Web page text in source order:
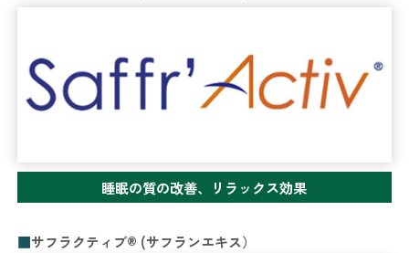
睡眠の質の改善、リラックス効果
サフラクティブ® (サフランエキス）